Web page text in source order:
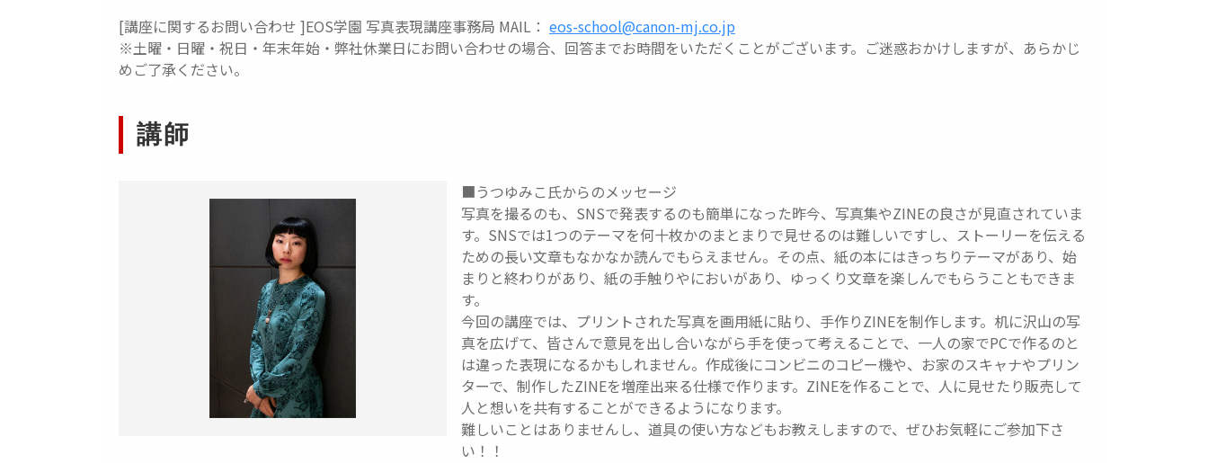
[講座に関するお問い合わせ ]EOS学園 写真表現講座事務局 MAIL： eos-school@canon-mj.co.jp
※土曜・日曜・祝日・年末年始・弊社休業日にお問い合わせの場合、回答までお時間をいただくことがございます。ご迷惑おかけしますが、あらかじ
めご了承ください。
講師
■うつゆみこ氏からのメッセージ
写真を撮るのも、SNSで発表するのも簡単になった昨今、写真集やZINEの良さが見直されていま
す。SNSでは1つのテーマを何十枚かのまとまりで見せるのは難しいですし、ストーリーを伝える
ための長い文章もなかなか読んでもらえません。その点、紙の本にはきっちりテーマがあり、始
まりと終わりがあり、紙の手触りやにおいがあり、ゆっくり文章を楽しんでもらうこともできま
す。
今回の講座では、プリントされた写真を画用紙に貼り、手作りZINEを制作します。机に沢山の写
真を広げて、皆さんで意見を出し合いながら手を使って考えることで、一人の家でPCで作るのと
は違った表現になるかもしれません。作成後にコンビニのコピー機や、お家のスキャナやプリン
ターで、制作したZINEを増産出来る仕様で作ります。ZINEを作ることで、人に見せたり販売して
人と想いを共有することができるようになります。
難しいことはありませんし、道具の使い方などもお教えしますので、ぜひお気軽にご参加下さ
い！！